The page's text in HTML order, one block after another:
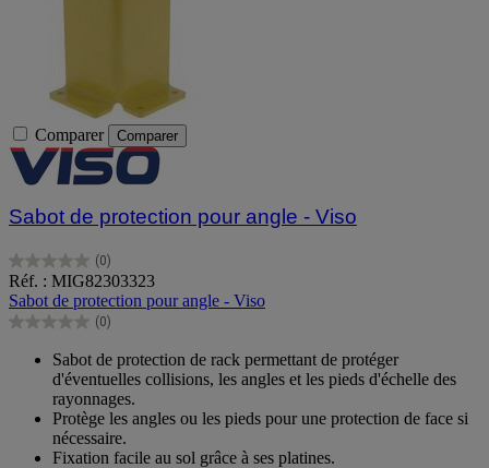
Comparer Comparer
Sabot de protection pour angle - Viso
(0)
0.0
sur
5
étoiles.
Réf. : MIG82303323
Sabot de protection pour angle - Viso
(0)
0.0
étoiles.
Sabot de protection de rack permettant de protéger
d'éventuelles collisions, les angles et les pieds d'échelle des
rayonnages.
Protège les angles ou les pieds pour une protection de face si
nécessaire.
Fixation facile au sol grâce à ses platines.